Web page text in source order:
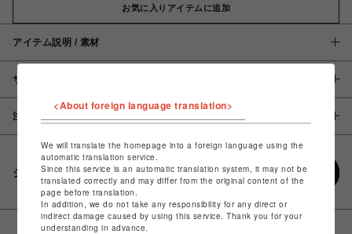
お気に入りアイテムに追加
アイテム説明 / 素材
サイズ
注意事項
シェアする
<About foreign language translation>
We will translate the homepage into a foreign language using the
automatic translation service.
Since this service is an automatic translation system, it may not be
translated correctly and may differ from the original content of the
page before translation.
In addition, we do not take any responsibility for any direct or
indirect damage caused by using this service. Thank you for your
understanding in advance.